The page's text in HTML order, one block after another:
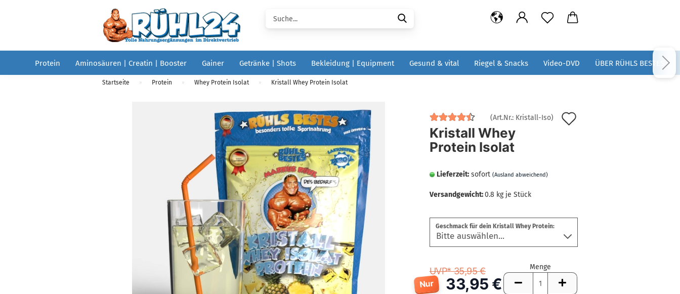
Protein Aminosäuren | Creatin | Booster Gainer Getränke | Shots Bekleidung | Equipment Gesund & vital Riegel & Snacks Video-DVD ÜBER RÜHLS BESTES
Startseite » Protein » Whey Protein Isolat » Kristall Whey Protein Isolat
(Art.Nr.: Kristall-Iso)
Kristall Whey
Protein Isolat
Lieferzeit: sofort (Ausland abweichend)
Versandgewicht:0.8 kg je Stück
Geschmack für dein Kristall Whey Protein:
UVP* 35,95 €
Nur 33,95 €
Menge